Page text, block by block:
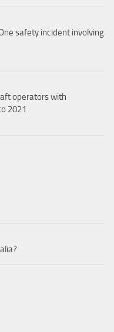
safety incident involving
operators with
2021